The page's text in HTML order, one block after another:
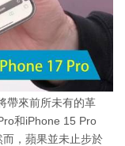
帶來前所未有的革
和iPhone 15 Pro
，蘋果並未止步於